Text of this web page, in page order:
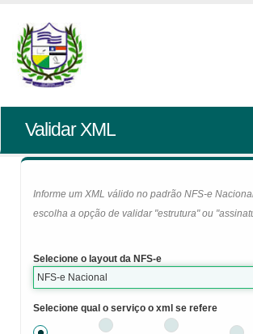
Validar XML
Informe um XML válido no padrão NFS-e
escolha a opção de validar "estrutura" ou
Selecione o layout da NFS-e
NFS-e Nacional
Selecione qual o serviço o xml se refere